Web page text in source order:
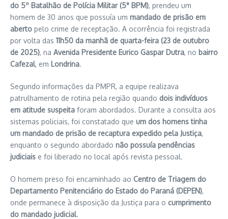
do 5º Batalhão de Polícia Militar (5° BPM), prendeu um
homem de 30 anos que possuía um mandado de prisão em
aberto pelo crime de receptação. A ocorrência foi registrada
por volta das 11h50 da manhã de quarta-feira (23 de outubro
de 2025), na Avenida Presidente Eurico Gaspar Dutra, no bairro
Cafezal, em Londrina.
Segundo informações da PMPR, a equipe realizava
patrulhamento de rotina pela região quando dois indivíduos
em atitude suspeita foram abordados. Durante a consulta aos
sistemas policiais, foi constatado que um dos homens tinha
um mandado de prisão de recaptura expedido pela Justiça,
enquanto o segundo abordado não possuía pendências
judiciais e foi liberado no local após revista pessoal.
O homem preso foi encaminhado ao Centro de Triagem do
Departamento Penitenciário do Estado do Paraná (DEPEN),
onde permanece à disposição da Justiça para o cumprimento
do mandado judicial.